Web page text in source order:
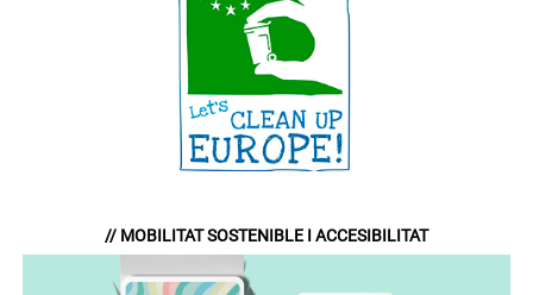
// MOBILITAT SOSTENIBLE I ACCESIBILITAT